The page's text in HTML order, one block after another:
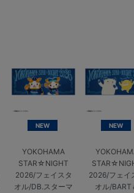
NEW
YOKOHAMA
STAR☆NIGHT
2026/フェイスタ
オル/DB.スターマ
NEW
2026/フェイ
オル/BART